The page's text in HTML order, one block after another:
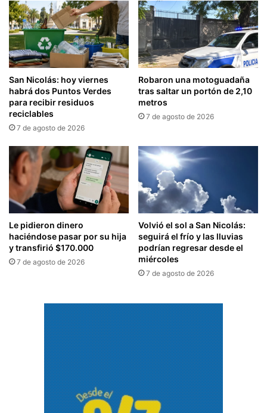
San Nicolás: hoy viernes
habrá dos Puntos Verdes
para recibir residuos
reciclables
7 de agosto de 2026
Robaron una motoguadaña
tras saltar un portón de 2,10
metros
7 de agosto de 2026
Le pidieron dinero
haciéndose pasar por su hija
y transfirió $170.000
7 de agosto de 2026
Volvió el sol a San Nicolás:
seguirá el frío y las lluvias
podrían regresar desde el
miércoles
7 de agosto de 2026